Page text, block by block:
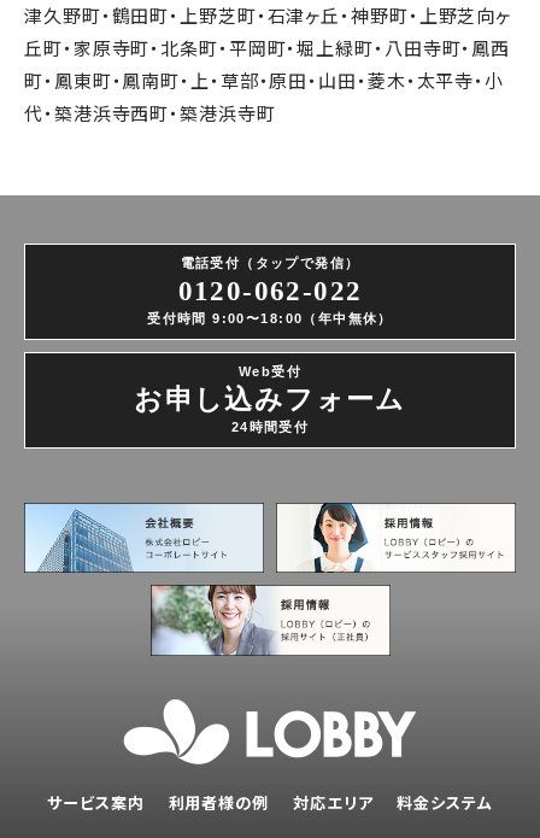
津久野町・鶴田町・上野芝町・石津ヶ丘・神野町・上野芝向ヶ
丘町・家原寺町・北条町・平岡町・堀上緑町・八田寺町・鳳西
町・鳳東町・鳳南町・上・草部・原田・山田・菱木・太平寺・小
代・築港浜寺西町・築港浜寺町
電話受付（タップで発信）
0120-062-022
受付時間 9:00〜18:00（年中無休）
Web受付
お申し込みフォーム
24時間受付
サービス案内 利用者様の例 対応エリア
料金システム